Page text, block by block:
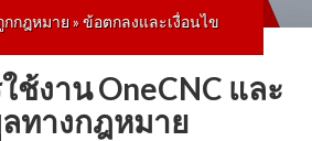
กกฎหมาย»ข้อตกลงและเงื่อนไข
ช้งาน OneCNC และ
ทางกฎหมาย